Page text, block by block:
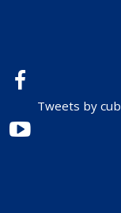
Tweets by